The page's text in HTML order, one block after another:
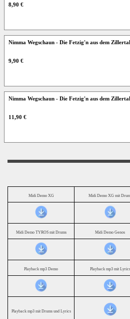
8,90 €
Nimma Wegschaun - Die Fetzig'n aus dem
9,90 €
Nimma Wegschaun - Die Fetzig'n aus dem
11,90 €
Midi Demo XG Midi Demo XG mit
Midi Demo TYROS mit Drums Midi Demo Genos
Playback mp3 Demo Playback mp3 mit Lyrics
Playback mp3 mit Drums und Lyrics